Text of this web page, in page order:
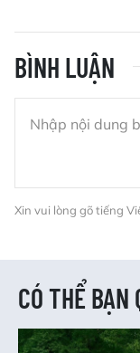
BÌNH LUẬN
Xin vui lòng gõ tiếng
CÓ THỂ BẠN